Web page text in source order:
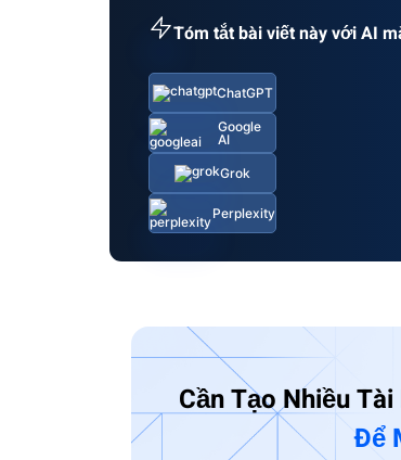
Tóm tắt bài viết này với AI
ChatGPT
Google
AI
Grok
Perplexity
Cần Tạo Nhiều
Để